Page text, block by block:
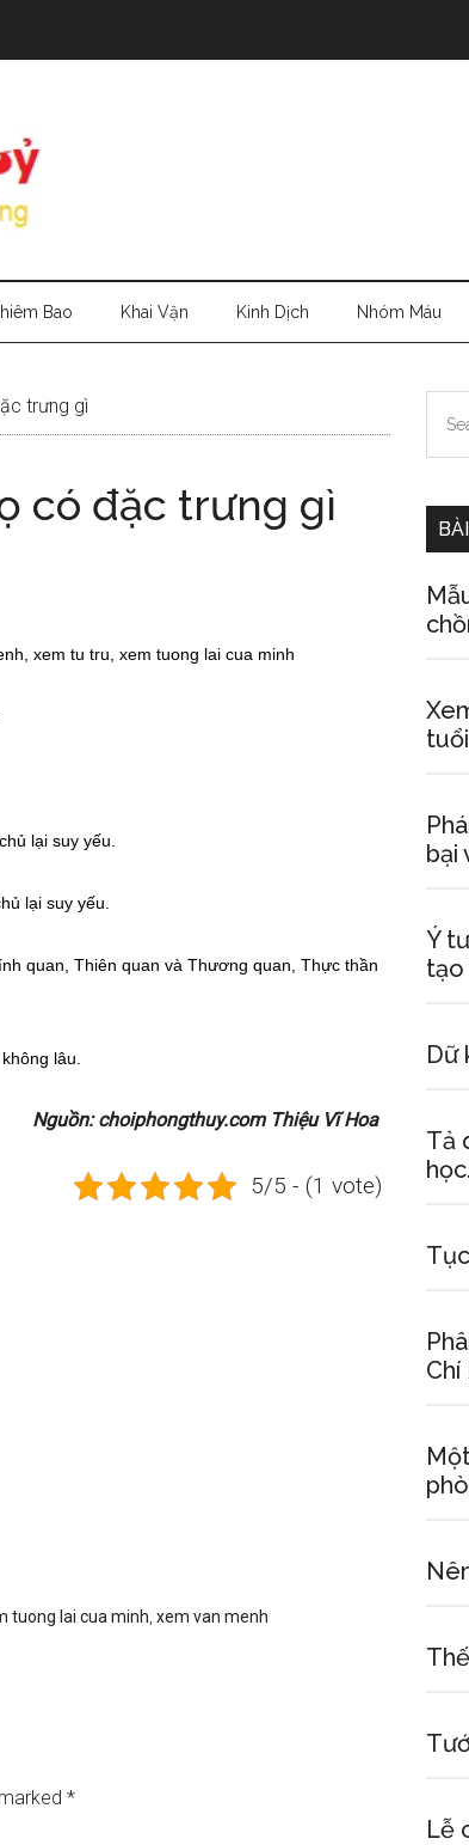
Bao Khai Vận Kinh Dịch Nhóm Máu
trưng gì
có đặc trưng gì
lại suy yếu.
lại suy yếu.
quan, Thiên quan và Thương quan, Thực thần
lâu.
Nguồn: choiphongthuy.com Thiệu Vĩ Hoa
5/5 - (1 vote)
tuong lai cua minh xem van menh
*
the
bại
Ý
tạo
Dữ
Tả
học.
Chí
Lễ